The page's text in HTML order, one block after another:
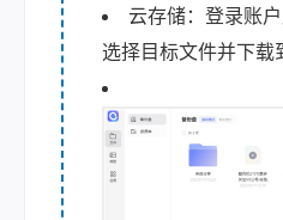
云存储：登录账户
选择目标文件并下载